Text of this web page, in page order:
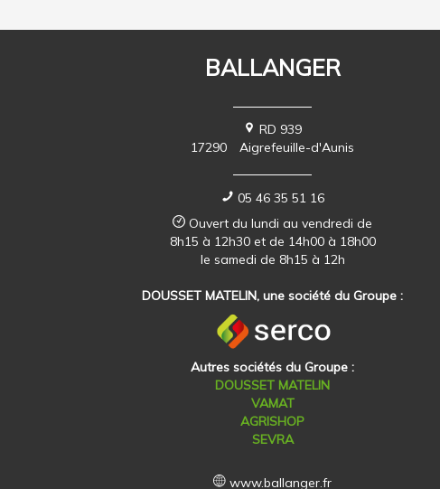
BALLANGER
RD 939
17290
Aigrefeuille-d'Aunis
05 46 35 51 16
Ouvert du lundi au vendredi de
8h15 à 12h30 et de 14h00 à 18h00
le samedi de 8h15 à 12h
DOUSSET MATELIN, une société du Groupe :
Autres sociétés du Groupe :
DOUSSET MATELIN
VAMAT
AGRISHOP
SEVRA
www.ballanger.fr